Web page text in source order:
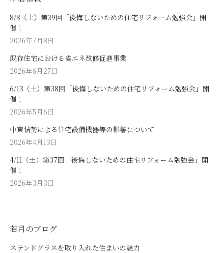
8/8（土）第39回「後悔しないための住宅リフォーム勉強会」開
催！
2026年7月8日
既存住宅における省エネ改修促進事業
2026年6月27日
6/13（土）第38回「後悔しないための住宅リフォーム勉強会」開
催！
2026年5月6日
中東情勢による住宅設備機器等の影響について
2026年4月13日
4/11（土）第37回「後悔しないための住宅リフォーム勉強会」開
催！
2026年3月3日
若月のブログ
ステンドグラスを取り入れた住まいの魅力